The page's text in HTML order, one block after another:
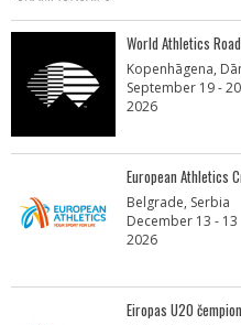
World Athletics
Kopenhāgena,
September 19 - 20
2026
European Athletics
Belgrade, Serbia
December 13 - 13
2026
Eiropas U20